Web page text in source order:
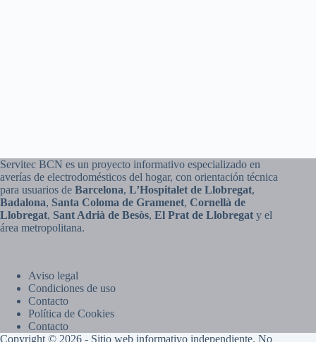
Servitec BCN es un proyecto informativo especializado en
averías de electrodomésticos del hogar, con orientación técnica
para usuarios de Barcelona, L’Hospitalet de Llobregat,
Badalona, Santa Coloma de Gramenet, Cornellà de
Llobregat, Sant Adrià de Besòs, El Prat de Llobregat y el
área metropolitana.
Aviso legal
Condiciones de uso
Contacto
Política de Cookies
Contacto
Copyright © 2026 - Sitio web informativo independiente. No